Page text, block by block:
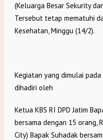
(Keluarga Besar Sekurity
Tersebut tetap mematuhi
Kesehatan, Minggu (14/2).
Kegiatan yang dimulai
dihadiri oleh
Ketua KBS RI DPD Jatim
bersama dengan 15 orang,
City) Bapak Suhadak